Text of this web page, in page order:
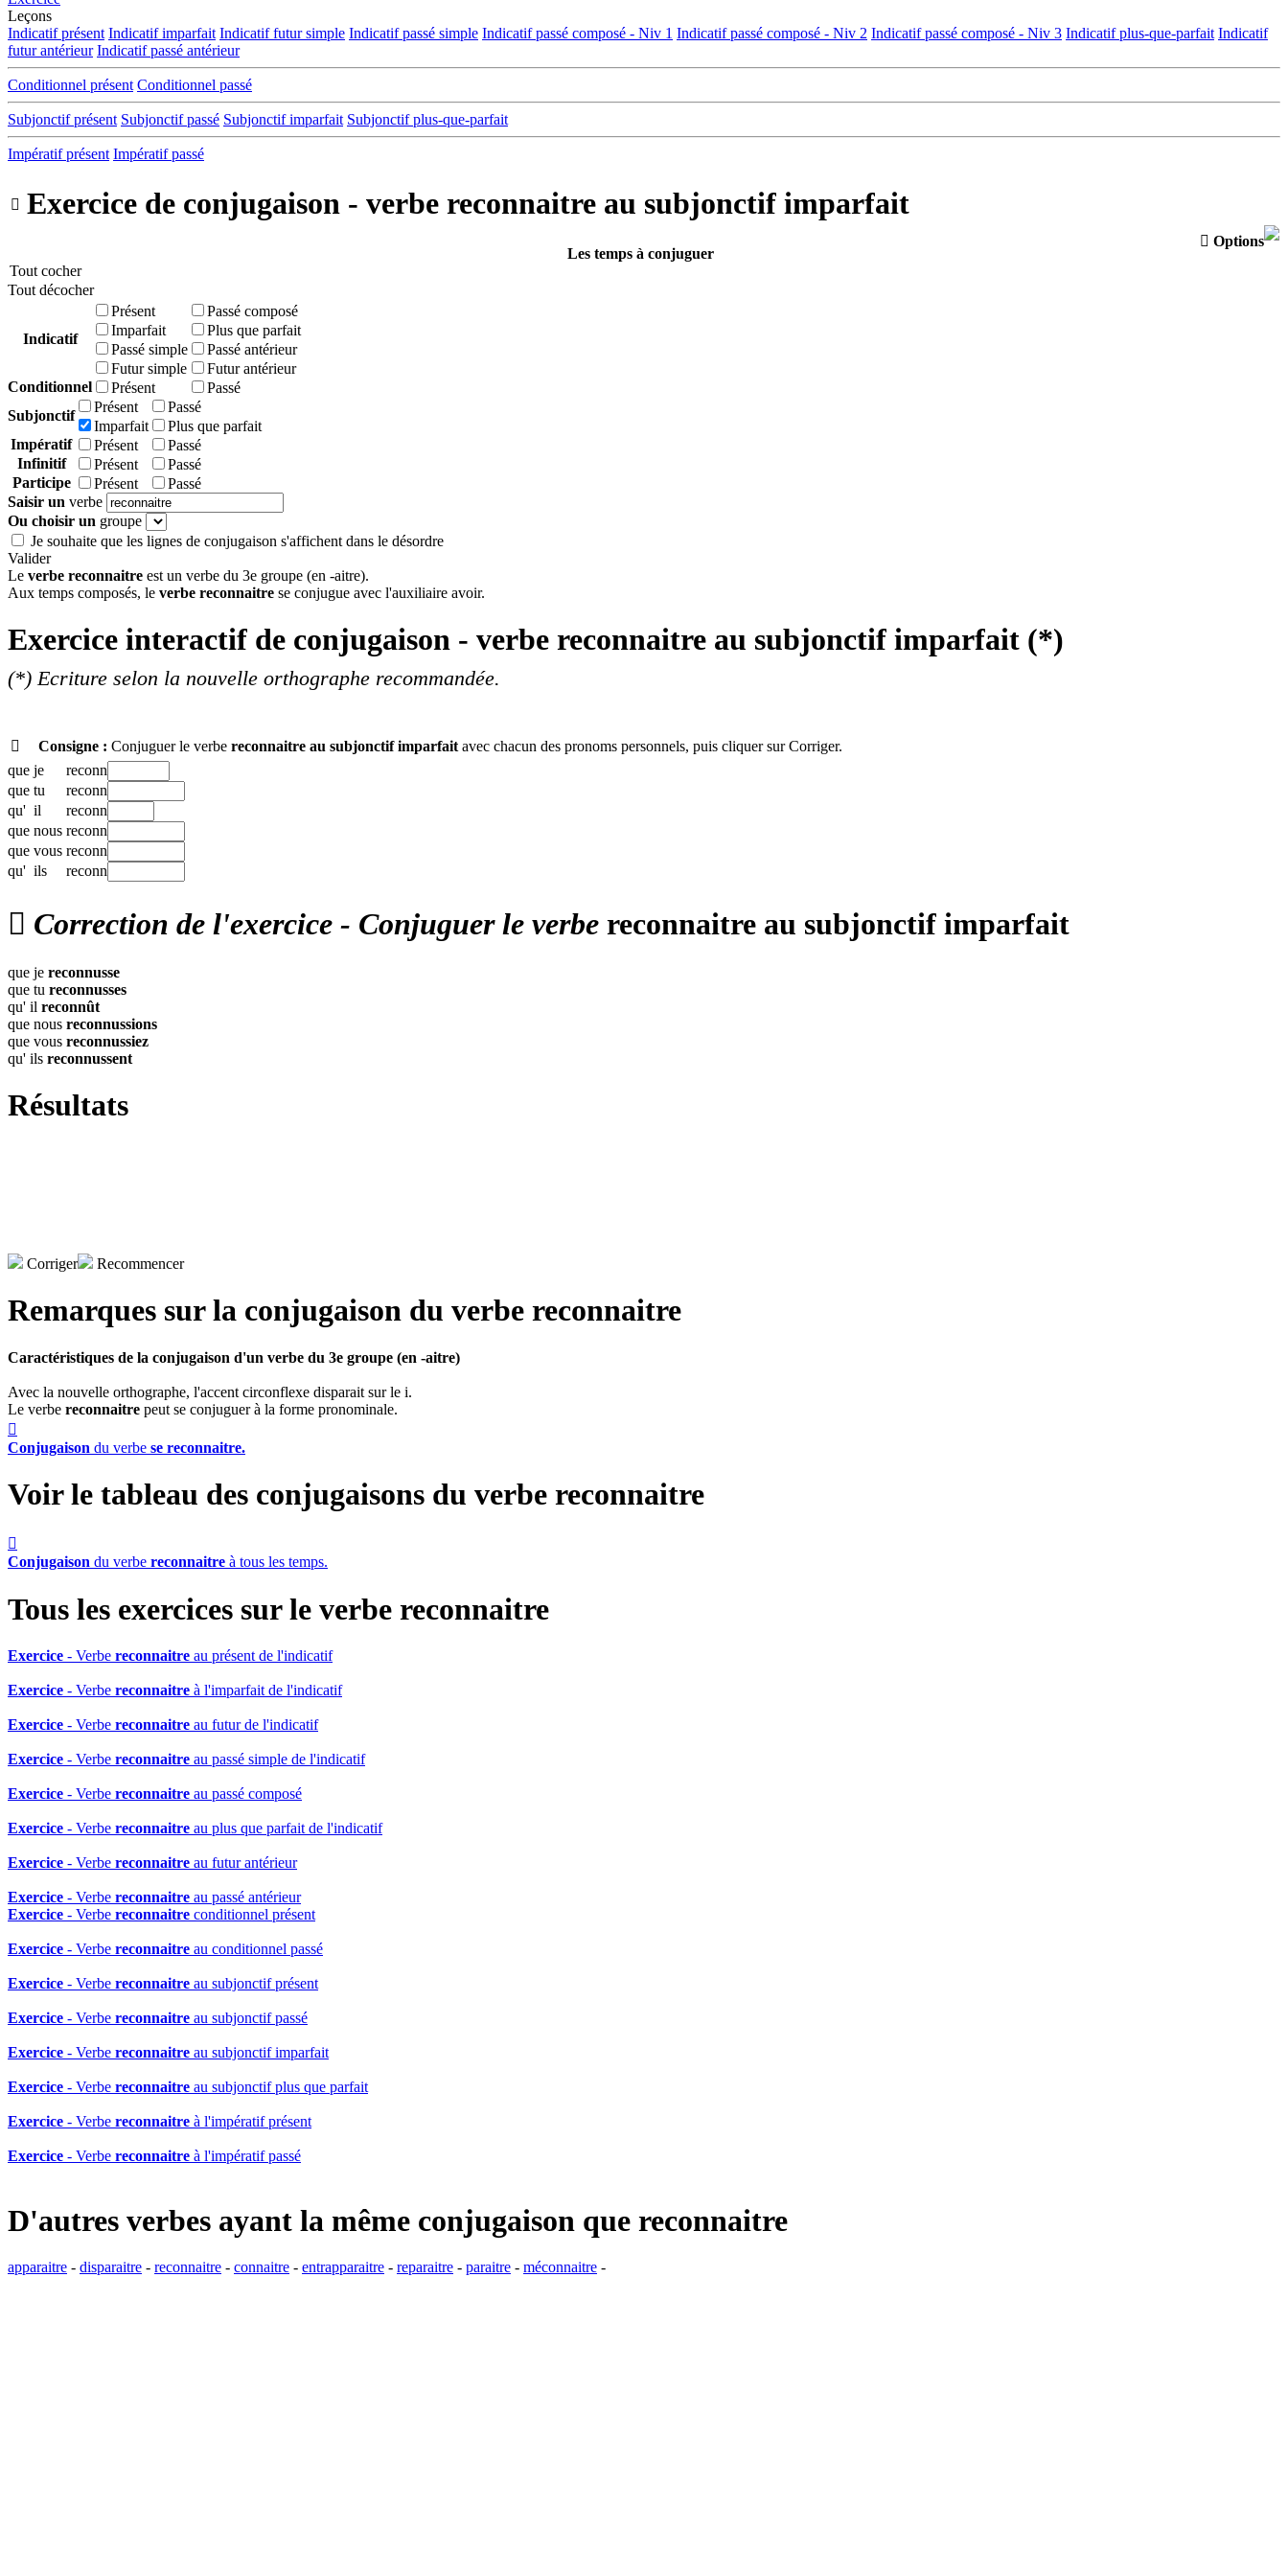
Leçons
Indicatif présent Indicatif imparfait Indicatif futur simple Indicatif passé simple Indicatif passé composé - Niv 1 Indicatif passé composé - Niv 2 Indicatif passé composé - Niv 3 Indicatif plus-que-parfait Indicatif
futur antérieur Indicatif passé antérieur
Conditionnel présent Conditionnel passé
Subjonctif présent Subjonctif passé Subjonctif imparfait Subjonctif plus-que-parfait
Impératif présent Impératif passé
 Exercice de conjugaison - verbe reconnaitre au subjonctif imparfait
 Options
Les temps à conjuguer
Tout cocher
Tout décocher
Indicatif
Présent
Passé composé
Imparfait
Plus que parfait
Passé simple
Passé antérieur
Futur simple
Futur antérieur
Conditionnel
Présent
Passé
Subjonctif
Présent
Passé
Imparfait
Plus que parfait
Impératif
Présent
Passé
Infinitif
Présent
Passé
Participe
Présent
Passé
Saisir un verbe
Ou choisir un groupe
Je souhaite que les lignes de conjugaison s'affichent dans le désordre
Valider
Le verbe reconnaitre est un verbe du 3e groupe (en -aitre).
Aux temps composés, le verbe reconnaitre se conjugue avec l'auxiliaire avoir.
Exercice interactif de conjugaison - verbe reconnaitre au subjonctif imparfait (*)
(*) Ecriture selon la nouvelle orthographe recommandée.
 Consigne : Conjuguer le verbe reconnaitre au subjonctif imparfait avec chacun des pronoms personnels, puis cliquer sur Corriger.
que je
reconn
que tu
reconn
qu' il
reconn
que nous reconn
que vous reconn
qu' ils reconn
 Correction de l'exercice - Conjuguer le verbe reconnaitre au subjonctif imparfait
que je reconnusse
que tu reconnusses
qu' il reconnût
que nous reconnussions
que vous reconnussiez
qu' ils reconnussent
Résultats
Corriger Recommencer
Remarques sur la conjugaison du verbe reconnaitre
Caractéristiques de la conjugaison d'un verbe du 3e groupe (en -aitre)
Avec la nouvelle orthographe, l'accent circonflexe disparait sur le i.
Le verbe reconnaitre peut se conjuguer à la forme pronominale.

Conjugaison du verbe se reconnaitre.
Voir le tableau des conjugaisons du verbe reconnaitre

Conjugaison du verbe reconnaitre à tous les temps.
Tous les exercices sur le verbe reconnaitre
Exercice - Verbe reconnaitre au présent de l'indicatif
Exercice - Verbe reconnaitre à l'imparfait de l'indicatif
Exercice - Verbe reconnaitre au futur de l'indicatif
Exercice - Verbe reconnaitre au passé simple de l'indicatif
Exercice - Verbe reconnaitre au passé composé
Exercice - Verbe reconnaitre au plus que parfait de l'indicatif
Exercice - Verbe reconnaitre au futur antérieur
Exercice - Verbe reconnaitre au passé antérieur
Exercice - Verbe reconnaitre conditionnel présent
Exercice - Verbe reconnaitre au conditionnel passé
Exercice - Verbe reconnaitre au subjonctif présent
Exercice - Verbe reconnaitre au subjonctif passé
Exercice - Verbe reconnaitre au subjonctif imparfait
Exercice - Verbe reconnaitre au subjonctif plus que parfait
Exercice - Verbe reconnaitre à l'impératif présent
Exercice - Verbe reconnaitre à l'impératif passé
D'autres verbes ayant la même conjugaison que reconnaitre
apparaitre - disparaitre - reconnaitre - connaitre - entrapparaitre - reparaitre - paraitre - méconnaitre -